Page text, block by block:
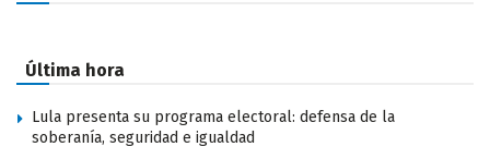
Última hora
Lula presenta su programa electoral: defensa de la
soberanía, seguridad e igualdad